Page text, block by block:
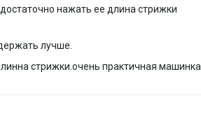
нажать ее длина стрижки
лучше.
стрижки.очень практичная машинка.